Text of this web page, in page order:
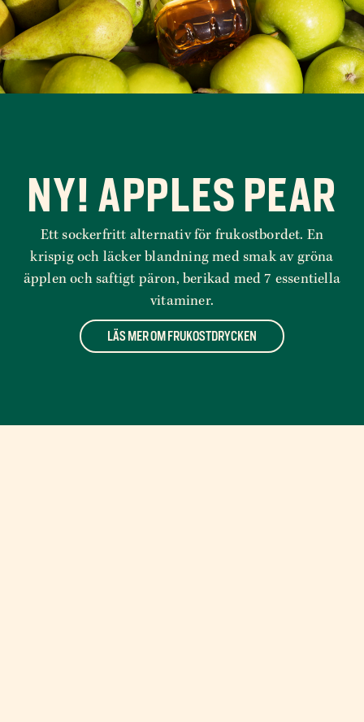
NY! APPLES PEAR
Ett sockerfritt alternativ för frukostbordet. En
krispig och läcker blandning med smak av gröna
äpplen och saftigt päron, berikad med 7 essentiella
vitaminer.
LÄS MER OM FRUKOSTDRYCKEN